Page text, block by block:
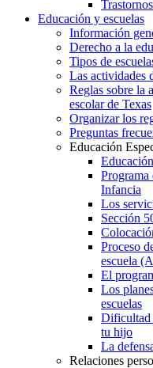
Educación y escuelas
Información
Derecho a la
Tipos de
Las actividades
Reglas sobre la
escolar de Texas
Organizar los
Preguntas
Educación
Programa
Infancia
Los
Sección
Proceso
escuela
El
Los
escuelas
Dificultad
tu hijo
La
Relaciones